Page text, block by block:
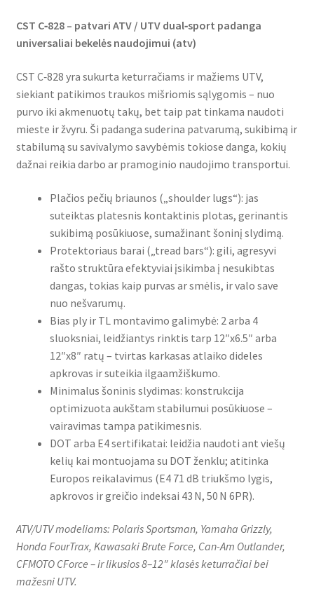
CST C‑828 – patvari ATV / UTV dual‑sport padanga
universaliai bekelės naudojimui (atv)
CST C‑828 yra sukurta keturračiams ir mažiems UTV,
siekiant patikimos traukos mišriomis sąlygomis – nuo
purvo iki akmenuotų takų, bet taip pat tinkama naudoti
mieste ir žvyru. Ši padanga suderina patvarumą, sukibimą ir
stabilumą su savivalymo savybėmis tokiose danga, kokių
dažnai reikia darbo ar pramoginio naudojimo transportui.
Plačios pečių briaunos („shoulder lugs“): jas
suteiktas platesnis kontaktinis plotas, gerinantis
sukibimą posūkiuose, sumažinant šoninį slydimą.
Protektoriaus barai („tread bars“): gili, agresyvi
rašto struktūra efektyviai įsikimba į nesukibtas
dangas, tokias kaip purvas ar smėlis, ir valo save
nuo nešvarumų.
Bias ply ir TL montavimo galimybė: 2 arba 4
sluoksniai, leidžiantys rinktis tarp 12″x6.5″ arba
12″x8″ ratų – tvirtas karkasas atlaiko dideles
apkrovas ir suteikia ilgaamžiškumo.
Minimalus šoninis slydimas: konstrukcija
optimizuota aukštam stabilumui posūkiuose –
vairavimas tampa patikimesnis.
DOT arba E4 sertifikatai: leidžia naudoti ant viešų
kelių kai montuojama su DOT ženklu; atitinka
Europos reikalavimus (E4 71 dB triukšmo lygis,
apkrovos ir greičio indeksai 43 N, 50 N 6PR).
ATV/UTV modeliams: Polaris Sportsman, Yamaha Grizzly,
Honda FourTrax, Kawasaki Brute Force, Can-Am Outlander,
CFMOTO CForce – ir likusios 8–12″ klasės keturračiai bei
mažesni UTV.